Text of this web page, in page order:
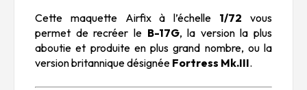
Cette maquette Airfix à l’échelle 1/72 vous
permet de recréer le B-17G, la version la plus
aboutie et produite en plus grand nombre, ou la
version britannique désignée Fortress Mk.III.